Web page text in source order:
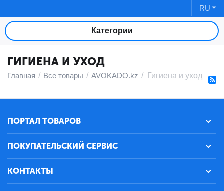
RU
Категории
ГИГИЕНА И УХОД
Главная / Все товары / AVOKADO.kz / Гигиена и уход
ПОРТАЛ ТОВАРОВ
ПОКУПАТЕЛЬСКИЙ СЕРВИС
КОНТАКТЫ